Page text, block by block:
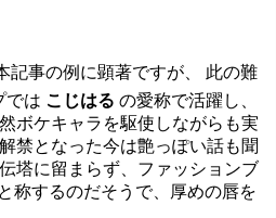
記事の例に顕著ですが、 此の難
では こじはる の愛称で活躍し、
ボケキャラを駆使しながらも実
禁となった今は艶っぽい話も聞
塔に留まらず、ファッションブ
称するのだそうで、厚めの唇を